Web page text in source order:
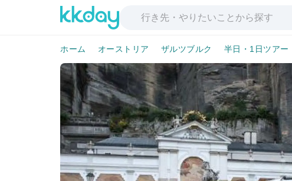
ホーム オーストリア ザルツブルク 半日・1日ツアー